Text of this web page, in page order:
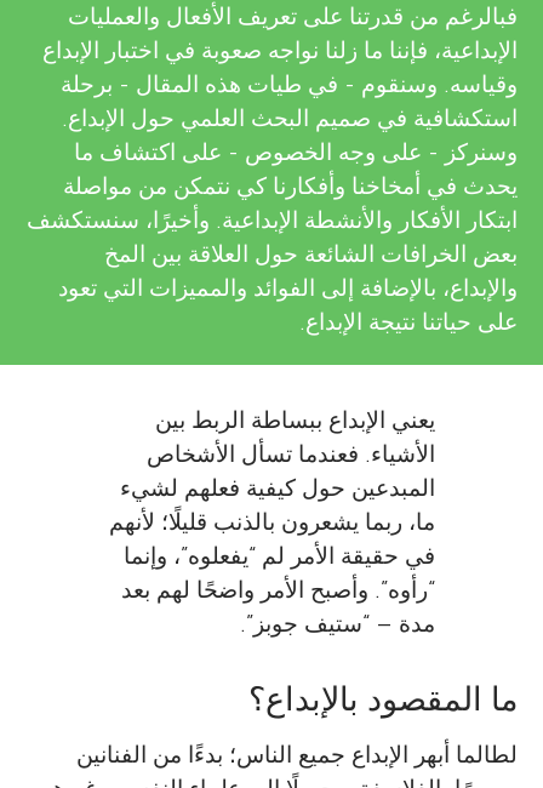
d
s
s
فبالرغم من قدرتنا على تعريف الأفعال والعمليات
الإبداعية، فإننا ما زلنا نواجه صعوبة في اختبار الإبداع
وقياسه. وسنقوم - في طيات هذه المقال - برحلة
استكشافية في صميم البحث العلمي حول الإبداع.
وسنركز - على وجه الخصوص - على اكتشاف ما
يحدث في أمخاخنا وأفكارنا كي نتمكن من مواصلة
ابتكار الأفكار والأنشطة الإبداعية. وأخيرًا، سنستكشف
بعض الخرافات الشائعة حول العلاقة بين المخ
والإبداع، بالإضافة إلى الفوائد والمميزات التي تعود
على حياتنا نتيجة الإبداع.
يعني الإبداع ببساطة الربط بين
الأشياء. فعندما تسأل الأشخاص
المبدعين حول كيفية فعلهم لشيء
ما، ربما يشعرون بالذنب قليلًا؛ لأنهم
في حقيقة الأمر لم “يفعلوه”، وإنما
“رأوه”. وأصبح الأمر واضحًا لهم بعد
مدة – “ستيف جوبز”.
ما المقصود بالإبداع؟
لطالما أبهر الإبداع جميع الناس؛ بدءًا من الفنانين